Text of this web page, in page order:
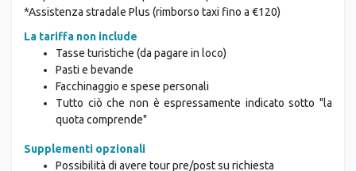
*Assistenza stradale Plus (rimborso taxi fino a €120)
La tariffa non include
Tasse turistiche (da pagare in loco)
Pasti e bevande
Facchinaggio e spese personali
Tutto ciò che non è espressamente indicato sotto "la
quota comprende"
Supplementi opzionali
Possibilità di avere tour pre/post su richiesta